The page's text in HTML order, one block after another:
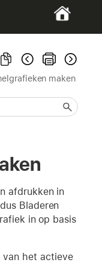
maken
afdrukken in
Bladeren
in op basis
het actieve